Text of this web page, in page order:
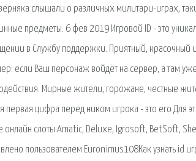
слышали о различных милитари-играх,
предметы. 6 фев 2019 Игровой ID - это
в Службу поддержки. Приятный, красочный
если Ваш персонаж войдёт на сервер, а там
Мирные жители, горожане, честные
первая цифра перед ником игрока - это его Для
онлайн слоты Amatic, Deluxe, Igrosoft, BetSoft,
пользователем Euronimus108Как узнать id